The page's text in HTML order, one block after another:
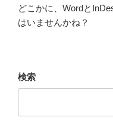
どこかに、Wordと
はいませんかね？
検索